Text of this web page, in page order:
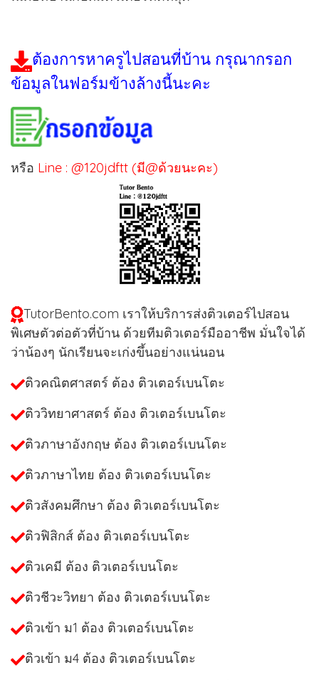
ต้องการหาครูไปสอนที่บ้าน กรุณากรอก
ข้อมูลในฟอร์มข้างล้างนี้นะคะ
หรือ Line : @120jdftt (มี@ด้วยนะคะ)
TutorBento.com เราให้บริการส่งติวเตอร์ไปสอน
พิเศษตัวต่อตัวที่บ้าน ด้วยทีมติวเตอร์มืออาชีพ มั่นใจได้
ว่าน้องๆ นักเรียนจะเก่งขึ้นอย่างแน่นอน
ติวคณิตศาสตร์ ต้อง ติวเตอร์เบนโตะ
ติววิทยาศาสตร์ ต้อง ติวเตอร์เบนโตะ
ติวภาษาอังกฤษ ต้อง ติวเตอร์เบนโตะ
ติวภาษาไทย ต้อง ติวเตอร์เบนโตะ
ติวสังคมศึกษา ต้อง ติวเตอร์เบนโตะ
ติวฟิสิกส์ ต้อง ติวเตอร์เบนโตะ
ติวเคมี ต้อง ติวเตอร์เบนโตะ
ติวชีวะวิทยา ต้อง ติวเตอร์เบนโตะ
ติวเข้า ม1 ต้อง ติวเตอร์เบนโตะ
ติวเข้า ม4 ต้อง ติวเตอร์เบนโตะ